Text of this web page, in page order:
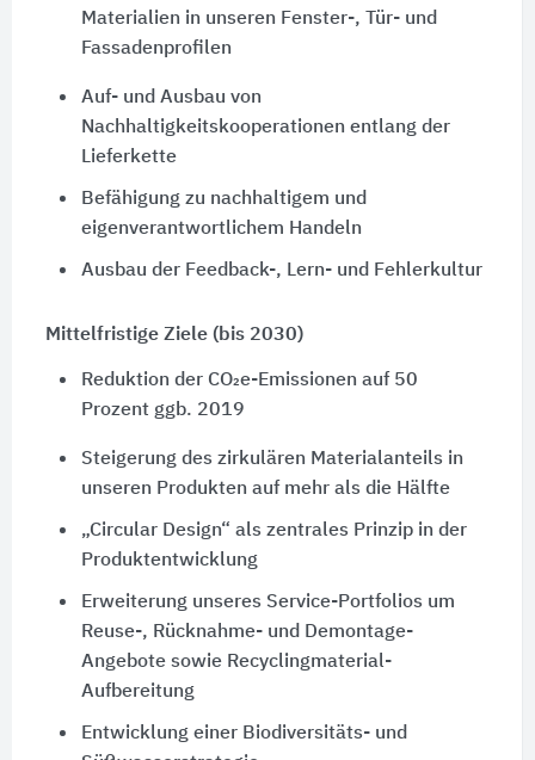
Materialien in unseren Fenster-, Tür- und
Fassadenprofilen
Auf- und Ausbau von
Nachhaltigkeitskooperationen entlang der
Lieferkette
Befähigung zu nachhaltigem und
eigenverantwortlichem Handeln
Ausbau der Feedback-, Lern- und Fehlerkultur
Mittelfristige Ziele (bis 2030)
Reduktion der CO₂e-Emissionen auf 50
Prozent ggb. 2019
Steigerung des zirkulären Materialanteils in
unseren Produkten auf mehr als die Hälfte
„Circular Design“ als zentrales Prinzip in der
Produktentwicklung
Erweiterung unseres Service-Portfolios um
Reuse-, Rücknahme- und Demontage-
Angebote sowie Recyclingmaterial-
Aufbereitung
Entwicklung einer Biodiversitäts- und